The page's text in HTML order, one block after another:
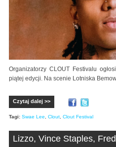
Organizatorzy CLOUT Festivalu
piątej edycji. Na scenie Lotniska
Czytaj dalej >>
Tagi: Swae Lee, Clout, Clout Festival
Lizzo, Vince Staples,